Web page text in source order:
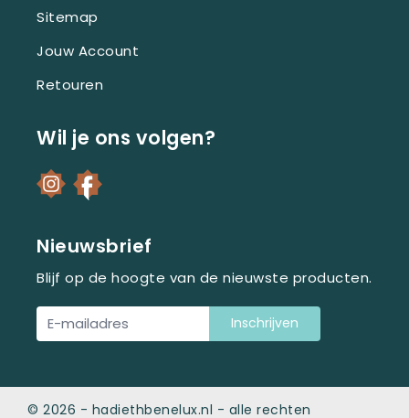
Sitemap
Jouw Account
Retouren
Wil je ons volgen?
Nieuwsbrief
Blijf op de hoogte van de nieuwste producten.
Inschrijven
© 2026 - hadiethbenelux.nl - alle rechten